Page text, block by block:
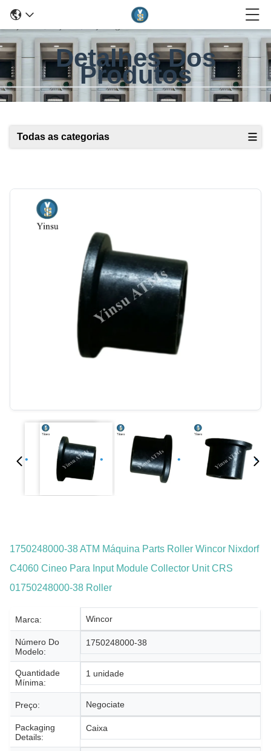
Detalhes Dos
Produtos
Todas as categorias
1750248000-38 ATM Máquina Parts Roller Wincor Nixdorf
C4060 Cineo Para Input Module Collector Unit CRS
01750248000-38 Roller
Marca: Wincor
Número Do
Modelo:
1750248000-38
Quantidade
Mínima:
1 unidade
Preço: Negociate
Packaging
Details:
Caixa